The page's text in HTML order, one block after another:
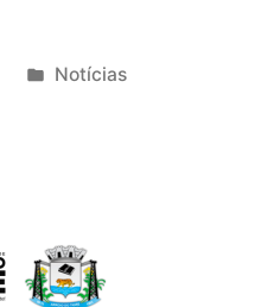
Notícias